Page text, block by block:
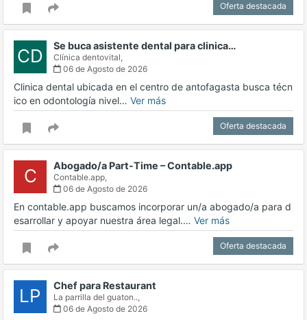
Oferta destacada
CD Se buca asistente dental para clinica…
Clínica dentovital,
06 de Agosto de 2026
Clinica dental ubicada en el centro de antofagasta busca técn
ico en odontología nivel… Ver más
Oferta destacada
C Abogado/a Part-Time – Contable.app
Contable.app,
06 de Agosto de 2026
En contable.app buscamos incorporar un/a abogado/a para d
esarrollar y apoyar nuestra área legal.… Ver más
Oferta destacada
LP Chef para Restaurant
La parrilla del guaton..,
06 de Agosto de 2026